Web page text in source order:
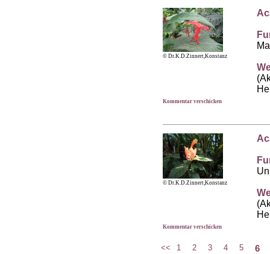
© Dr.K.D.Zinnert,Konstanz
Kommentar verschicken
© Dr.K.D.Zinnert,Konstanz
Kommentar verschicken
<< 1 2 3 4 5 6